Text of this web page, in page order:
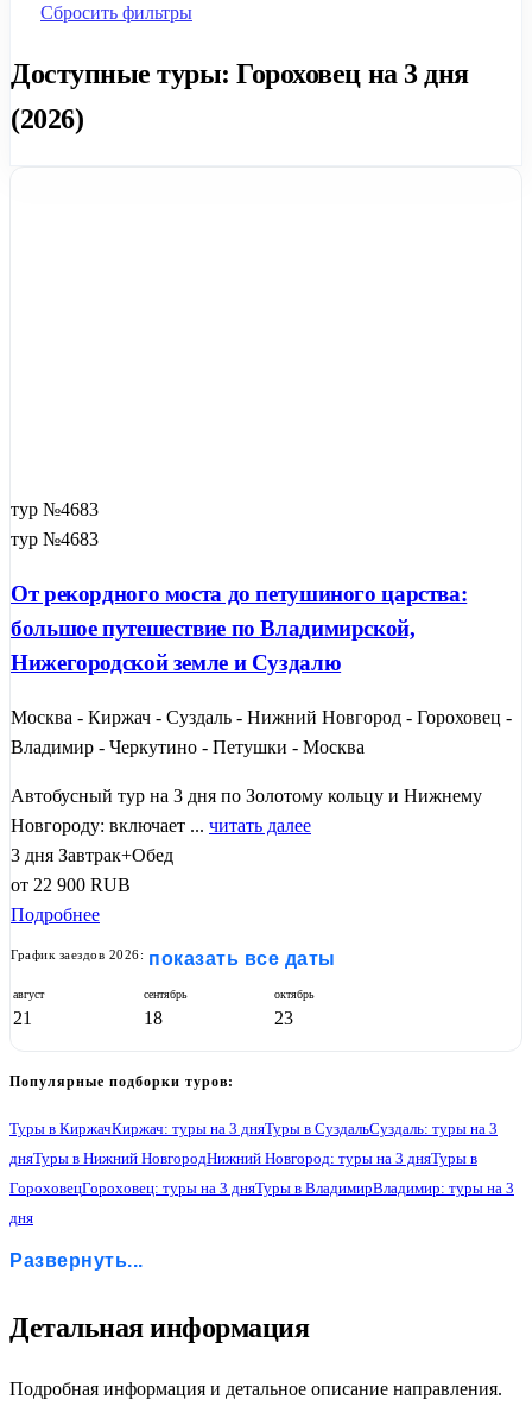
Сбросить фильтры
Доступные туры: Гороховец на 3 дня
(2026)
1
тур №4683
тур №4683
От рекордного моста до петушиного царства:
большое путешествие по Владимирской,
Нижегородской земле и Суздалю
Москва - Киржач - Суздаль - Нижний Новгород - Гороховец -
Владимир - Черкутино - Петушки - Москва
Автобусный тур на 3 дня по Золотому кольцу и Нижнему
Новгороду: включает ... читать далее
3 дня Завтрак+Обед
от 22 900 RUB
Подробнее
График заездов 2026: показать все даты
август
21
сентябрь
18
октябрь
23
Популярные подборки туров:
Туры в КиржачКиржач: туры на 3 дняТуры в СуздальСуздаль: туры на 3
дняТуры в Нижний НовгородНижний Новгород: туры на 3 дняТуры в
ГороховецГороховец: туры на 3 дняТуры в ВладимирВладимир: туры на 3
дня
Петушки: туры на 3 дня
Развернуть...
Детальная информация
Подробная информация и детальное описание направления.